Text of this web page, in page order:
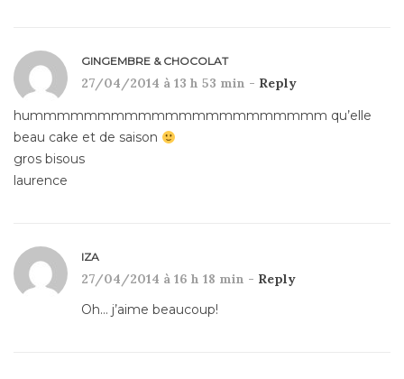
GINGEMBRE & CHOCOLAT
27/04/2014 à 13 h 53 min - Reply
hummmmmmmmmmmmmmmmmmmmmm qu’elle
beau cake et de saison
gros bisous
laurence
IZA
27/04/2014 à 16 h 18 min - Reply
Oh… j’aime beaucoup!